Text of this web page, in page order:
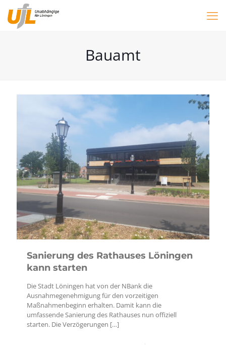
Bauamt
Sanierung des Rathauses Löningen
kann starten
Die Stadt Löningen hat von der NBank die
Ausnahmegenehmigung für den vorzeitigen
Maßnahmenbeginn erhalten. Damit kann die
umfassende Sanierung des Rathauses nun offiziell
starten. Die Verzögerungen […]